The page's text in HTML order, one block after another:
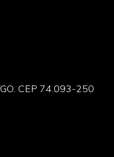
CEP 74.093-250